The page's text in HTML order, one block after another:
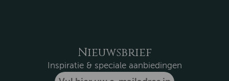
Nieuwsbrief
Inspiratie & speciale aanbiedingen